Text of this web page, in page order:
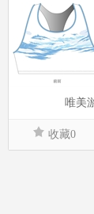
唯美
收藏0